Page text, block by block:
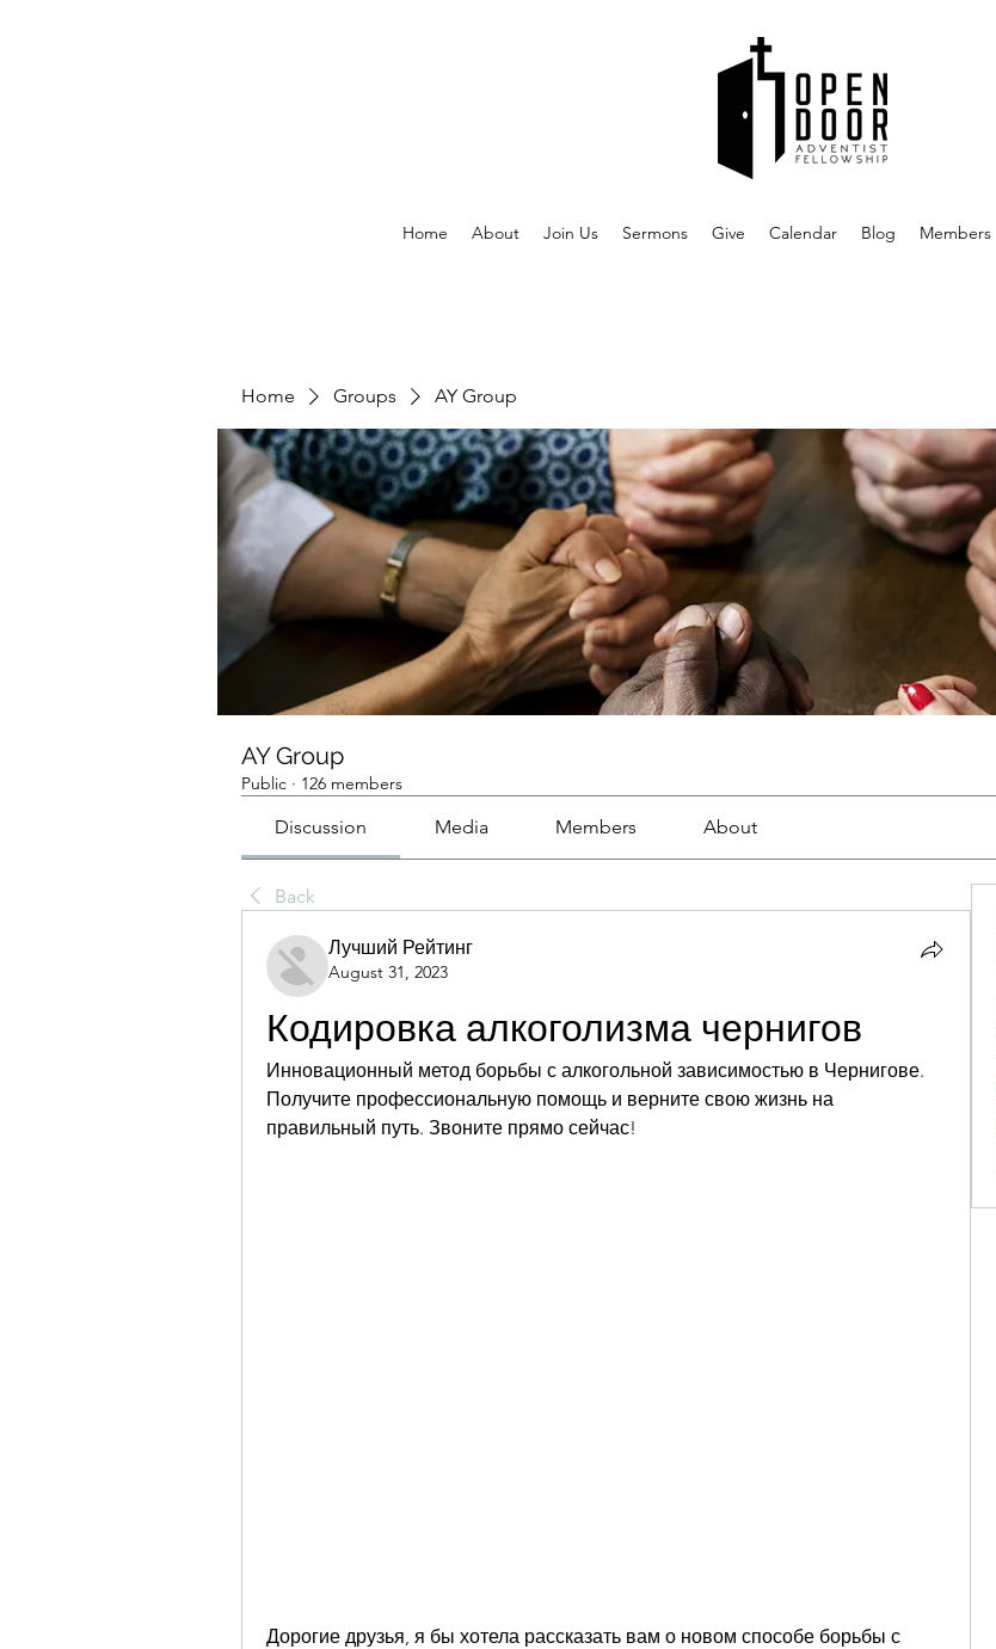
Home About Join Us Sermons Give Calendar Blog Members
Home Groups AY Group
AY Group
Public · 126 members
Discussion Media Members About
Back
Лучший Рейтинг
August 31, 2023
Кодировка алкоголизма чернигов
Инновационный метод борьбы с алкогольной зависимостью в Чернигове.
Получите профессиональную помощь и верните свою жизнь на
правильный путь. Звоните прямо сейчас!
Дорогие друзья, я бы хотела рассказать вам о новом способе борьбы с